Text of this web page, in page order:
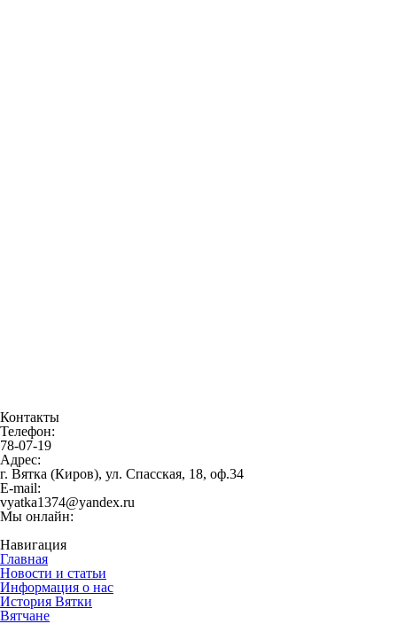
Контакты
Телефон:
78-07-19
Адрес:
г. Вятка (Киров), ул. Спасская, 18, оф.34
E-mail:
vyatka1374@yandex.ru
Мы онлайн:
Навигация
Главная
Новости и статьи
Информация о нас
История Вятки
Вятчане